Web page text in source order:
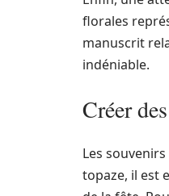
florales
manuscrit
indéniable.
Créer
Les
topaze, il est